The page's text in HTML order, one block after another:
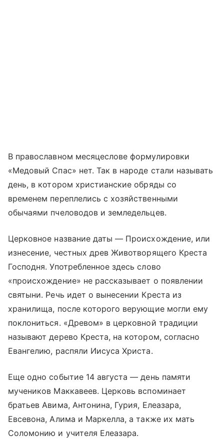
В православном месяцеслове формулировки
«Медовый Спас» нет. Так в народе стали называть
день, в котором христианские обряды со
временем переплелись с хозяйственными
обычаями пчеловодов и земледельцев.
Церковное название даты — Происхождение, или
изнесение, честных древ Животворящего Креста
Господня. Употребленное здесь слово
«происхождение» не рассказывает о появлении
святыни. Речь идет о вынесении Креста из
хранилища, после которого верующие могли ему
поклониться. «Древом» в церковной традиции
называют дерево Креста, на котором, согласно
Евангелию, распяли Иисуса Христа.
Еще одно событие 14 августа — день памяти
мучеников Маккавеев. Церковь вспоминает
братьев Авима, Антонина, Гурия, Елеазара,
Евсевона, Алима и Маркелла, а также их мать
Соломонию и учителя Елеазара.